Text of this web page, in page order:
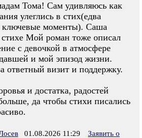
Тома! Сам удивляюсь как
улеглись в стих(едва
ключевые моменты). Саша
Мой роман тоже описал
с девочкой в атмосфере
и мой эпизод жизни.
ответный визит и поддержку.
и достатка, радостей
да чтобы стихи писались
01.08.2026 11:29
Заявить о